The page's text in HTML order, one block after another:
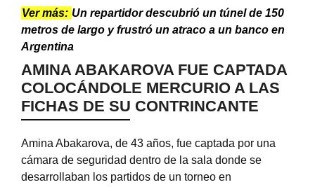
Ver más: Un repartidor descubrió un túnel de 150
metros de largo y frustró un atraco a un banco en
Argentina
AMINA ABAKAROVA FUE CAPTADA
COLOCÁNDOLE MERCURIO A LAS
FICHAS DE SU CONTRINCANTE
Amina Abakarova, de 43 años, fue captada por una
cámara de seguridad dentro de la sala donde se
desarrollaban los partidos de un torneo en